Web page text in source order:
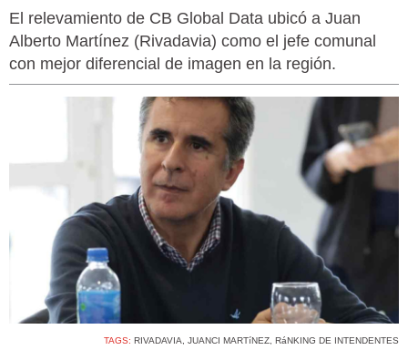
El relevamiento de CB Global Data ubicó a Juan
Alberto Martínez (Rivadavia) como el jefe comunal
con mejor diferencial de imagen en la región.
TAGS: RIVADAVIA, JUANCI MARTíNEZ, RáNKING DE INTENDENTES